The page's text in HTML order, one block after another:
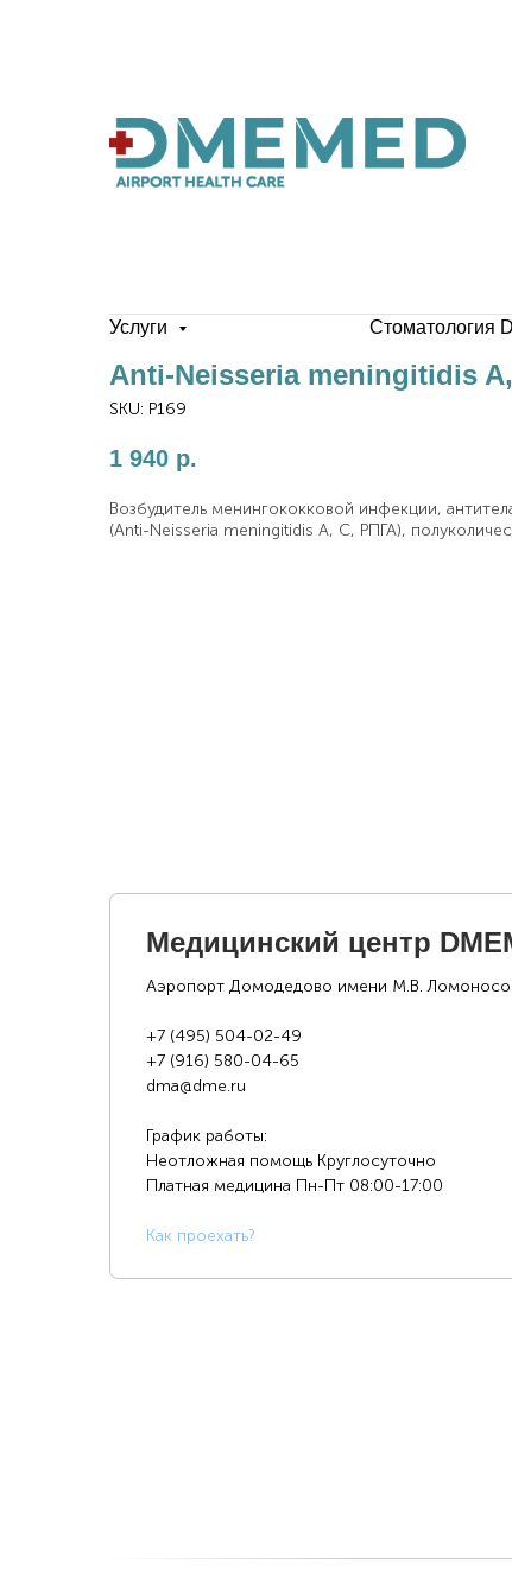
Услуги Стоматология
Anti-Neisseria meningitidis
SKU: P169
1 940 р.
Возбудитель менингококковой инфекции,
(Anti-Neisseria meningitidis A, C, РПГА),
Медицинский центр
Аэропорт Домодедово имени М.В.
+7 (495) 504-02-49
+7 (916) 580-04-65
dma@dme.ru
График работы:
Неотложная помощь Круглосуточно
Платная медицина Пн-Пт 08:00-17:00
Как проехать?